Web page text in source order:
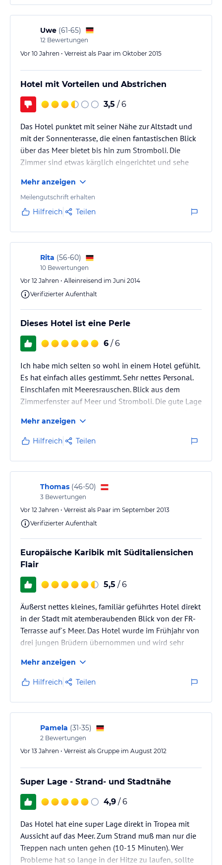
Uwe (61-65)
12 Bewertungen
Vor 10 Jahren • Verreist als Paar im Oktober 2015
Hotel mit Vorteilen und Abstrichen
3,5 / 6
Das Hotel punktet mit seiner Nähe zur Altstadt und
mit der Sonnenterasse, die einen fantastischen Blick
über das Meer bietet bis hin zum Stromboli. Die
Zimmer sind etwas kärglich eingerichtet und sehe
Leute, die schon morgens gebratene Auberginen und
Zucchini mögen oder Kuchen und Marmelade. Käse
und Salami sind eher Mangelware. Das Personal ist
Für junge Leute, die Trubel mögen, ist das Hotel nicht
schlecht. Für ältere Herrschaften ist es weni9ger…
Mehr anzeigen
Meilengutschrift erhalten
Hilfreich Teilen
Rita (56-60)
10 Bewertungen
Vor 12 Jahren • Alleinreisend im Juni 2014
Verifizierter Aufenthalt
Dieses Hotel ist eine Perle
6 / 6
Ich habe mich selten so wohl in einem Hotel gefühlt.
Es hat einfach alles gestimmt. Sehr nettes Personal.
Einschlafen mit Meeresrauschen. Blick aus dem
Zimmerfenster auf Meer und Stromboli. Die gute Lage
für italienische Verhältnisse unschlagbare Frühstück
auf einer Dachterrasse, die einem den Atem
verschlägt. Und allem voran: ein Gastgeber
Domenico, für den seine Gäste Freunde sind.
Mehr anzeigen
Hilfreich Teilen
Thomas (46-50)
3 Bewertungen
Vor 12 Jahren • Verreist als Paar im September 2013
Verifizierter Aufenthalt
Europäische Karibik mit Süditaliensichen
Flair
5,5 / 6
Äußerst nettes kleines, familiär geführtes Hotel direkt
in der Stadt mit atemberaubenden Blick von der FR-
Terrasse auf´s Meer. Das Hotel wurde im Frühjahr von
drei jungen Brüdern übernommen und wird sehr
Minuten zum historischen Altstadtzentrum mit vielen
Bars, Restaurants und kleinen Geschäften etc. Zum
sehr schönen Strand bzw. zu den Stränden rund um
Tropea etwas schwerer bergab zu erreichen. Vielleicht
für Personen mit Gehbehinderungen etc. nicht ganz
Mehr anzeigen
Hilfreich Teilen
Pamela (31-35)
2 Bewertungen
Vor 13 Jahren • Verreist als Gruppe im August 2012
Super Lage - Strand- und Stadtnähe
4,9 / 6
Das Hotel hat eine super Lage direkt in Tropea mit
Aussicht auf das Meer. Zum Strand muß man nur die
Treppen nach unten gehen (10-15 Minuten). Wer
Probleme hat so lange in der Hitze zu laufen, sollte